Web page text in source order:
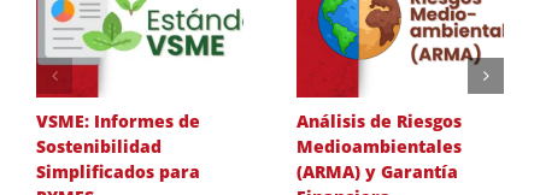
VSME: Informes de
Sostenibilidad
Simplificados para
Análisis de Riesgos
Medioambientales
(ARMA) y Garantía